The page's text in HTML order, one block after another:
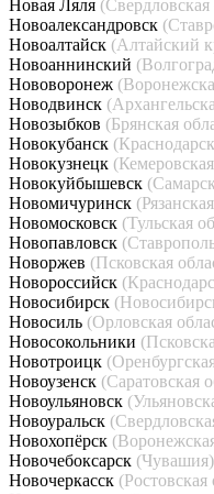
Новая Ляля (Свердловская
Новоалександровск
Новоалтайск (Алтайский
Новоаннинский
Нововоронеж
Новодвинск
Новозыбков (Брянская
Новокубанск
Новокузнецк
Новокуйбышевск
Новомичуринск
Новомосковск (Тульская
Новопавловск
Новоржев (Псковская
Новороссийск
Новосибирск
Новосиль (Орловская
Новосокольники
Новотроицк
Новоузенск (Саратовская
Новоульяновск
Новоуральск
Новохопёрск
Новочебоксарск (Чувашия)
Новочеркасск (Ростовская